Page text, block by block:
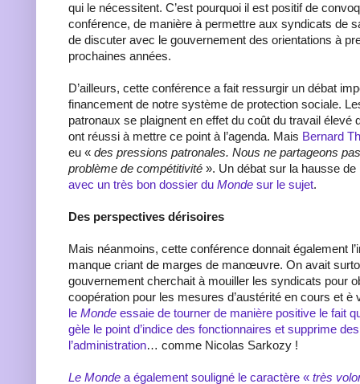
qui le nécessitent. C’est pourquoi il est positif de
conférence, de manière à permettre aux syndicats de
de discuter avec le gouvernement des orientations à
prochaines années.
D’ailleurs, cette conférence a fait ressurgir un débat
financement de notre système de protection sociale.
patronaux se plaignent en effet du coût du travail élevé
ont réussi à mettre ce point à l’agenda. Mais Bernard
eu « des pressions patronales. Nous ne partageons
problème de compétitivité ». Un débat sur la hausse
avec un très bon dossier du Monde sur le sujet.
Des perspectives dérisoires
Mais néanmoins, cette conférence donnait également
manque criant de marges de manœuvre. On avait
gouvernement cherchait à mouiller les syndicats pour
coopération pour les mesures d’austérité en cours et è
le Monde essaie de tourner de manière positive le fait
gèle le point d’indice des fonctionnaires et supprime
l’administration… comme Nicolas Sarkozy !
Le Monde a également souligné le caractère « très